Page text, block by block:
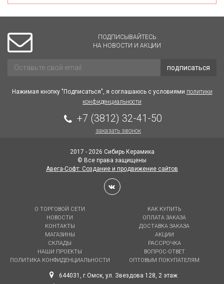
ПОДПИСЫВАЙТЕСЬ
НА НОВОСТИ И АКЦИИ
подписаться
Нажимая кнопку "Подписаться", я соглашаюсь с условиями политики
конфиденциальности
+7 (3812) 32-41-50
заказать звонок
2017 - 2026 Сибирь Керамика
© Все права защищены
Авега-Софт: Создание и продвижение сайтов
О ТОРГОВОЙ СЕТИ
НОВОСТИ
КОНТАКТЫ
МАГАЗИНЫ
СКЛАДЫ
НАШИ ПРОЕКТЫ
ПОЛИТИКА КОНФИДЕНЦИАЛЬНОСТИ
КАК КУПИТЬ
ОПЛАТА ЗАКАЗА
ДОСТАВКА ЗАКАЗА
АКЦИИ
РАССРОЧКА
ВОПРОС-ОТВЕТ
ОПТОВЫМ ПОКУПАТЕЛЯМ
644031, г.Омск, ул. Звездова 128, 2 этаж